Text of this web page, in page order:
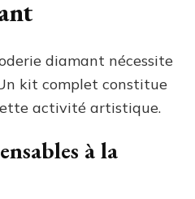
diamant nécessite
kit complet constitue
activité artistique.
à la